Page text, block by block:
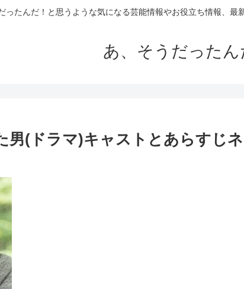
ったんだ！と思うような気になる芸能情報やお役立ち情報、最
あ、そうだったん
男(ドラマ)キャストとあらすじ